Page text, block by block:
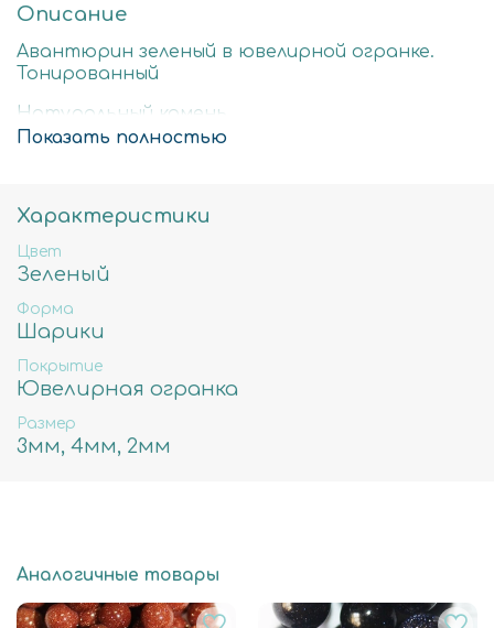
Описание
Авантюрин зеленый в ювелирной огранке.
Тонированный
Натуральный камень
3мм -
отверстие примерно 0.7мм
4мм - отверстие примерно 0.8мм, примерное
Показать полностью
Характеристики
Цвет
Зеленый
Форма
Шарики
Покрытие
Ювелирная огранка
Размер
3мм, 4мм, 2мм
Аналогичные товары